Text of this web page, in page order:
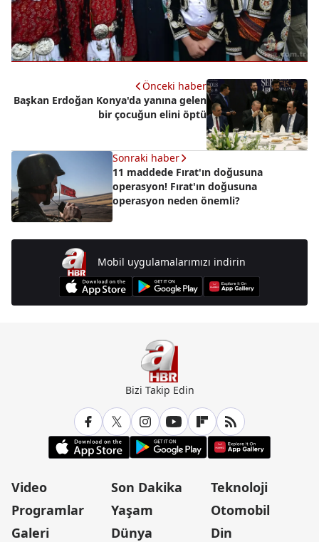
Önceki haber
Başkan Erdoğan Konya'da yanına gelen
bir çocuğun elini öptü
Sonraki haber
11 maddede Fırat'ın doğusuna
operasyon! Fırat'ın doğusuna
operasyon neden önemli?
Mobil uygulamalarımızı indirin
Bizi Takip Edin
Video
Programlar
Galeri
Son Dakika
Yaşam
Dünya
Teknoloji
Otomobil
Din